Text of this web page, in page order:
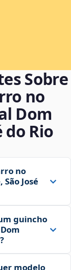
Sobre
no
Dom
do Rio
no
José
guincho
modelo